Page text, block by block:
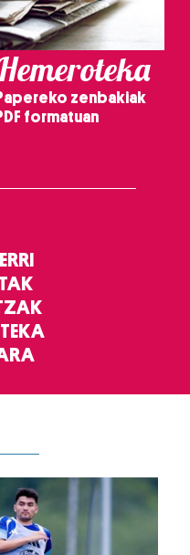
zenbakiak
formatuan